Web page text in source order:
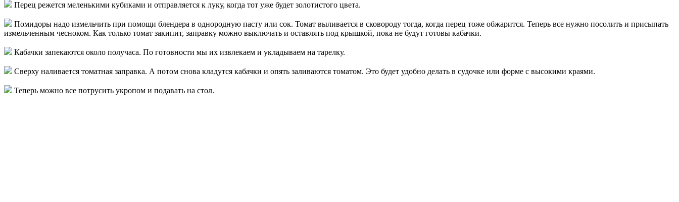
Перец режется меленькими кубиками и отправляется к луку, когда тот уже будет золотистого цвета.
Помидоры надо измельчить при помощи блендера в однородную пасту или сок. Томат выливается в сковороду тогда, когда перец тоже обжарится. Теперь все нужно посолить и присыпать
измельченным чесноком. Как только томат закипит, заправку можно выключать и оставлять под крышкой, пока не будут готовы кабачки.
Кабачки запекаются около получаса. По готовности мы их извлекаем и укладываем на тарелку.
Сверху наливается томатная заправка. А потом снова кладутся кабачки и опять заливаются томатом. Это будет удобно делать в судочке или форме с высокими краями.
Теперь можно все потрусить укропом и подавать на стол.